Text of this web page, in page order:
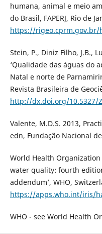
humana, animal e meio
do Brasil, FAPERJ, Rio de
https://rigeo.cprm.gov.br/
Stein, P., Diniz Filho, J.B.,
‘Qualidade das águas do
Natal e norte de
Revista Brasileira de
http://dx.doi.org/10.5327/
Valente, M.D.S. 2013,
edn, Fundação Nacional
World Health
water quality: fourth
addendum’, WHO,
https://apps.who.int/iris/
WHO - see World Health